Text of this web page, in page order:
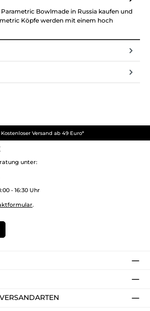
Bowlmade in Russia kaufen und
Köpfe werden mit einem hoch
Kostenloser Versand ab 49 Euro*
unter:
- 16:30 Uhr
.